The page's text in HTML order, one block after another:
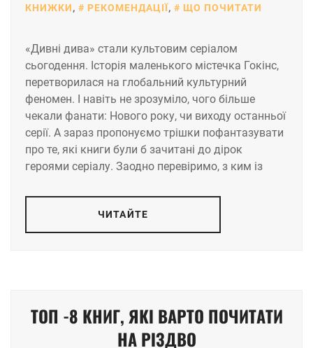
КНИЖКИ, РЕКОМЕНДАЦІЇ, ЩО ПОЧИТАТИ
«Дивні дива» стали культовим серіалом
сьогодення. Історія маленького містечка Гокінс,
перетворилася на глобальний культурний
феномен. І навіть не зрозуміло, чого більше
чекали фанати: Нового року, чи виходу останньої
серії. А зараз пропонуємо трішки пофантазувати
про те, які книги були б зачитані до дірок
героями серіалу. Заодно перевіримо, з ким із
ЧИТАЙТЕ
ТОП -8 КНИГ, ЯКІ ВАРТО ПОЧИТАТИ
НА РІЗДВО